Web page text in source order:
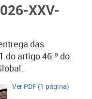
das
do artigo 46.º do
Ver PDF (1 página)​​